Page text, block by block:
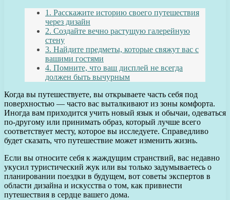
1. Расскажите историю своего путешествия
через дизайн
2. Создайте вечно растущую галерейную
стену
3. Найдите предметы, которые свяжут вас с
вашими гостями
4. Помните, что ваш дисплей не всегда
должен быть вычурным
Когда вы путешествуете, вы открываете часть себя под
поверхностью — часто вас выталкивают из зоны комфорта.
Иногда вам приходится учить новый язык и обычаи, одеваться
по-другому или принимать образ, который лучше всего
соответствует месту, которое вы исследуете. Справедливо
будет сказать, что путешествие может изменить жизнь.
Если вы относите себя к жаждущим странствий, вас недавно
укусил туристический жук или вы только задумываетесь о
планировании поездки в будущем, вот советы экспертов в
области дизайна и искусства о том, как привнести
путешествия в сердце вашего дома.